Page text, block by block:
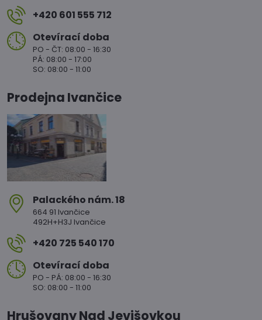
+420 601 555 712
Otevírací doba
PO - ČT: 08:00 - 16:30
PÁ: 08:00 - 17:00
SO: 08:00 - 11:00
Prodejna Ivančice
Palackého nám​. 18
664 91 Ivančice
492H+H3J Ivančice
+420 725 540 170
Otevírací doba
PO - PÁ: 08:00 - 16:30
SO: 08:00 - 11:00
Hrušovany Nad Jevišovkou